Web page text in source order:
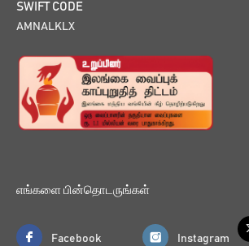
SWIFT CODE
AMNALKLX
எங்களை பின்தொடருங்கள்
Facebook Instagram